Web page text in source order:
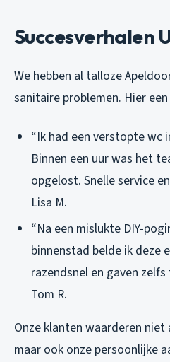
Succesverhalen
We hebben al talloze
sanitaire problemen. Hier
“Ik had een verstopte wc
Binnen een uur was het
opgelost. Snelle service
Lisa M.
“Na een mislukte DIY-
binnenstad belde ik deze
razendsnel en gaven
Tom R.
Onze klanten waarderen niet
maar ook onze persoonlijke